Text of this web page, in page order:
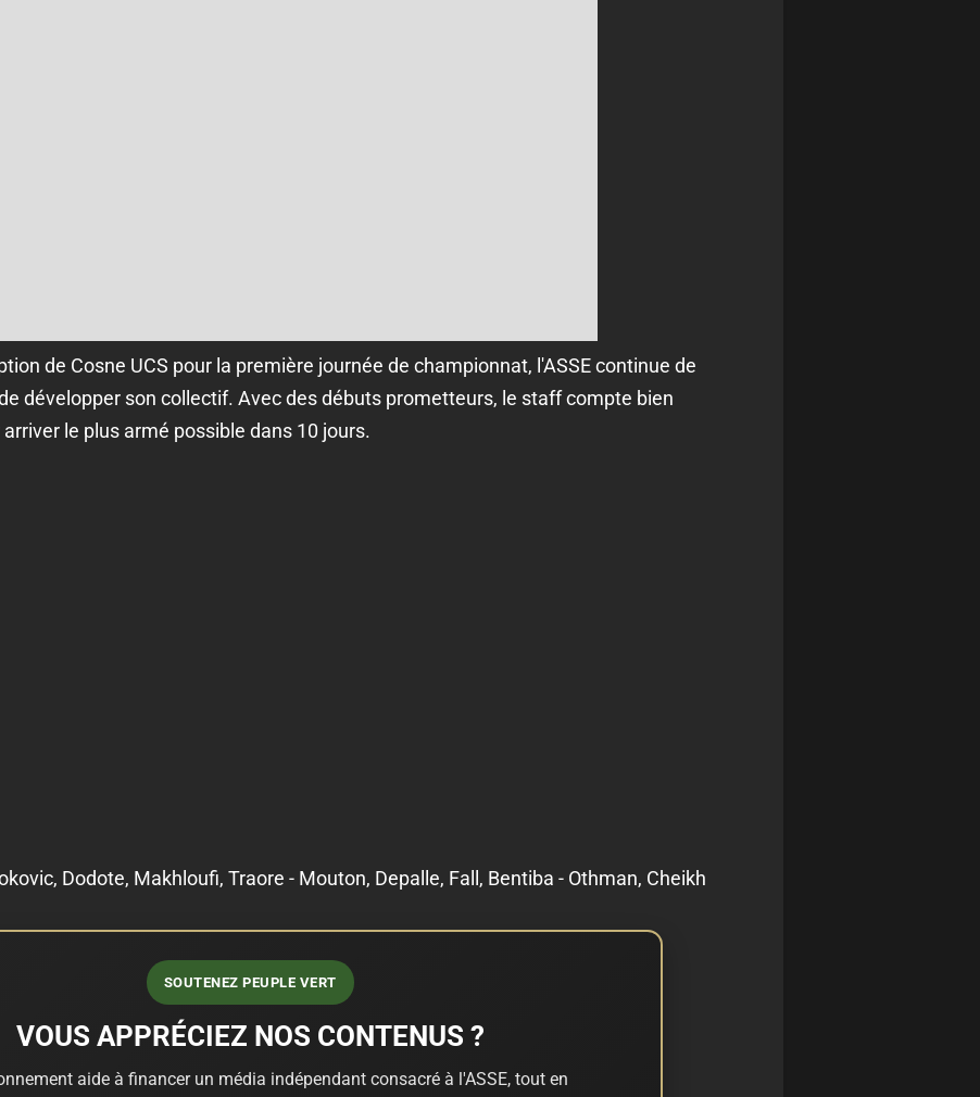
de Cosne UCS pour la première journée de championnat, l'ASSE continue de
développer son collectif. Avec des débuts prometteurs, le staff compte bien
le plus armé possible dans 10 jours.
Dodote, Makhloufi, Traore - Mouton, Depalle, Fall, Bentiba - Othman, Cheikh
SOUTENEZ PEUPLE VERT
VOUS APPRÉCIEZ NOS CONTENUS ?
aide à financer un média indépendant consacré à l'ASSE, tout en